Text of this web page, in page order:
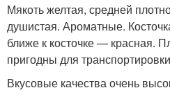
Мякоть желтая, средней
душистая. Ароматные.
ближе к косточке — красная.
пригодны для
Вкусовые качества очень